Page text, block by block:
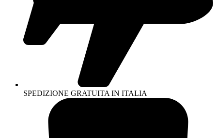
SPEDIZIONE GRATUITA IN ITALIA